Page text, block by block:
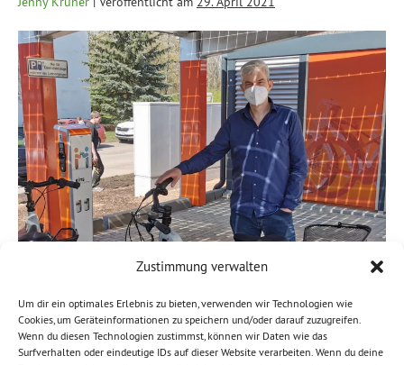
Zustimmung verwalten
Um dir ein optimales Erlebnis zu bieten, verwenden wir Technologien wie
Cookies, um Geräteinformationen zu speichern und/oder darauf zuzugreifen.
Wenn du diesen Technologien zustimmst, können wir Daten wie das
Surfverhalten oder eindeutige IDs auf dieser Website verarbeiten. Wenn du deine
Chemnitz erste Mobilitätsstation wurde gestern feierlich
eröffnet. Im Heckertgebiet an der Usti nad Labem können